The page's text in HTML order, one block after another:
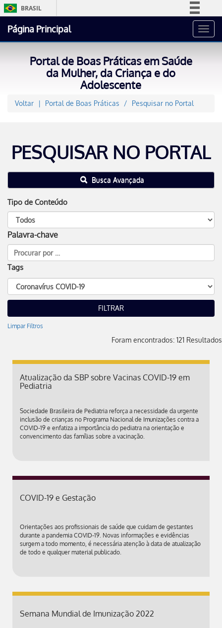
BRASIL
Acesso à informação
Canais
Página Principal
Portal de Boas Práticas em Saúde
da Mulher, da Criança e do
Adolescente
Voltar Portal de Boas Práticas Pesquisar no Portal
PESQUISAR NO PORTAL
Busca Avançada
Tipo de Conteúdo
Palavra-chave
Tags
Limpar Filtros
Foram encontrados: 121 Resultados
Atualização da SBP sobre Vacinas COVID-19 em
Pediatria
Sociedade Brasileira de Pediatria reforça a necessidade da urgente
inclusão de crianças no Programa Nacional de Imunizações contra a
COVID-19 e enfatiza a importância do pediatra na orientação e
convencimento das famílias sobre a vacinação.
COVID-19 e Gestação
Orientações aos profissionais de saúde que cuidam de gestantes
durante a pandemia COVID-19. Novas informações e evidências
surgem a todo momento, é necessária atenção à data de atualização
de todo e qualquer material publicado.
Semana Mundial de Imunização 2022